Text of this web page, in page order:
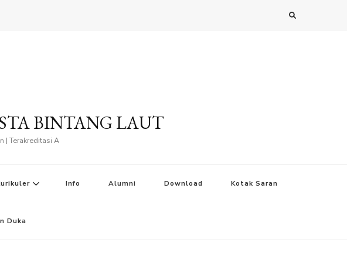
BINTANG LAUT
| Terakreditasi A
Info Alumni Download Kotak Saran
Duka